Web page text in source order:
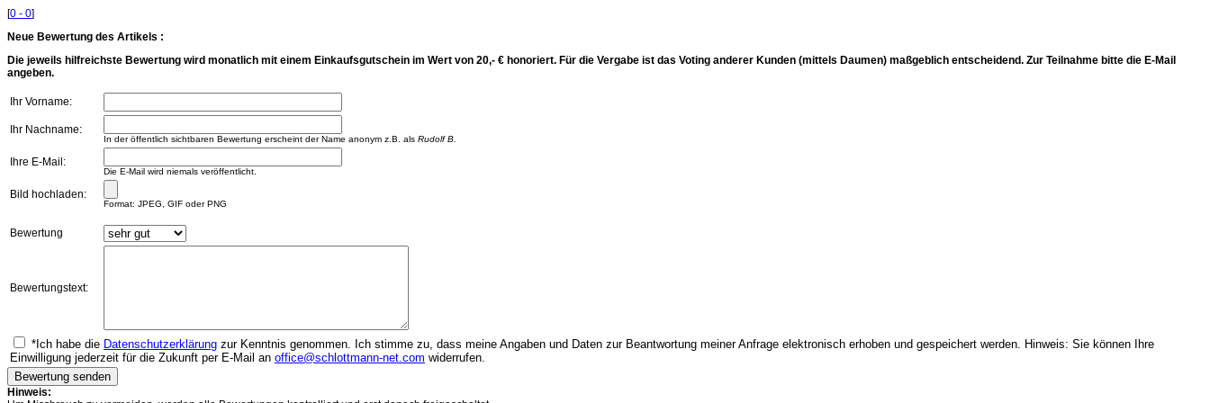
[0 - 0]
Neue Bewertung des Artikels :
Die jeweils hilfreichste Bewertung wird monatlich mit einem Einkaufsgutschein im Wert von 20,- € honoriert. Für die Vergabe ist das Voting anderer Kunden (mittels Daumen) maßgeblich entscheidend. Zur Teilnahme bitte die E-Mail
angeben.
Ihr Vorname:
Ihr Nachname:
In der öffentlich sichtbaren Bewertung erscheint der Name anonym z.B. als Rudolf B.
Ihre E-Mail:
Die E-Mail wird niemals veröffentlicht.
Bild hochladen:
Format: JPEG, GIF oder PNG
Bewertung
Bewertungstext:
*Ich habe die Datenschutzerklärung zur Kenntnis genommen. Ich stimme zu, dass meine Angaben und Daten zur Beantwortung meiner Anfrage elektronisch erhoben und gespeichert werden. Hinweis: Sie können Ihre
Einwilligung jederzeit für die Zukunft per E-Mail an office@schlottmann-net.com widerrufen.
Hinweis: